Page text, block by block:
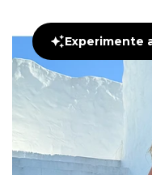
Experimente